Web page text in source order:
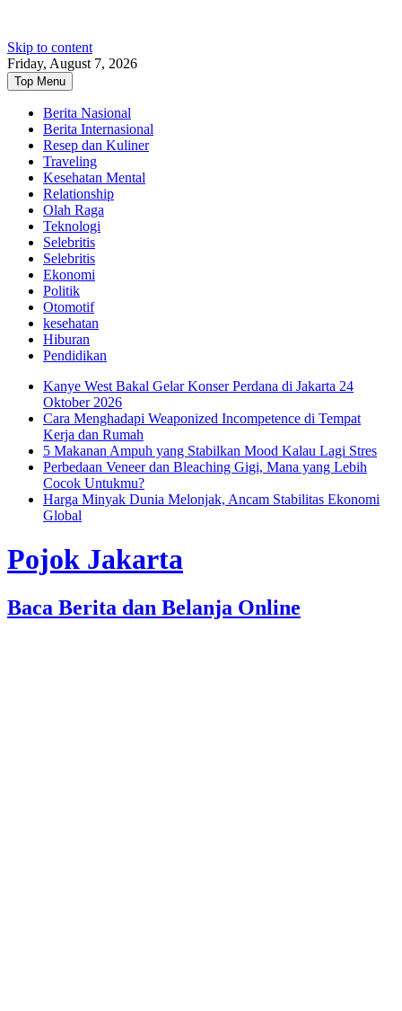
Skip to content
Friday, August 7, 2026
Top Menu
Berita Nasional
Berita Internasional
Resep dan Kuliner
Traveling
Kesehatan Mental
Relationship
Olah Raga
Teknologi
Selebritis
Selebritis
Ekonomi
Politik
Otomotif
kesehatan
Hiburan
Pendidikan
Kanye West Bakal Gelar Konser Perdana di Jakarta 24
Oktober 2026
Cara Menghadapi Weaponized Incompetence di Tempat
Kerja dan Rumah
5 Makanan Ampuh yang Stabilkan Mood Kalau Lagi Stres
Perbedaan Veneer dan Bleaching Gigi, Mana yang Lebih
Cocok Untukmu?
Harga Minyak Dunia Melonjak, Ancam Stabilitas Ekonomi
Global
Pojok Jakarta
Baca Berita dan Belanja Online